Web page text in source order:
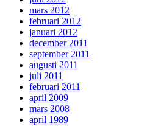
mars 2012
februari 2012
januari 2012
december 2011
september 2011
augusti 2011
juli 2011
februari 2011
april 2009
mars 2008
april 1989